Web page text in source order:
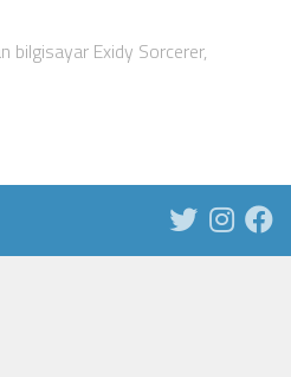
bilgisayar Exidy Sorcerer,